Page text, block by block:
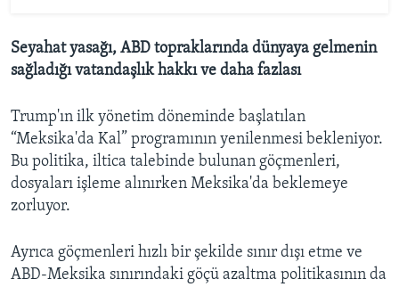
Seyahat yasağı, ABD topraklarında dünyaya gelmenin
sağladığı vatandaşlık hakkı ve daha fazlası
Trump'ın ilk yönetim döneminde başlatılan
“Meksika'da Kal” programının yenilenmesi bekleniyor.
Bu politika, iltica talebinde bulunan göçmenleri,
dosyaları işleme alınırken Meksika'da beklemeye
zorluyor.
Ayrıca göçmenleri hızlı bir şekilde sınır dışı etme ve
ABD-Meksika sınırındaki göçü azaltma politikasının da